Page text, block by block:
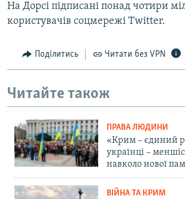
На Дорсі підписані понад чотири
користувачів соцмережі Twitter.
Поділитись Читати без VPN
Читайте також
ПРАВА ЛЮДИНИ
«Крим – єдиний
українці –
навколо нової
ВІЙНА ТА КРИМ